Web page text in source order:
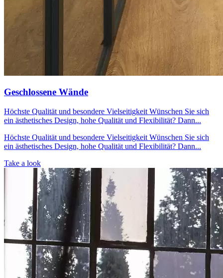
Geschlossene Wände
Höchste Qualität und besondere Vielseitigkeit Wünschen Sie sich
ein ästhetisches Design, hohe Qualität und Flexibilität? Dann...
Höchste Qualität und besondere Vielseitigkeit Wünschen Sie sich
ein ästhetisches Design, hohe Qualität und Flexibilität? Dann...
Take a look